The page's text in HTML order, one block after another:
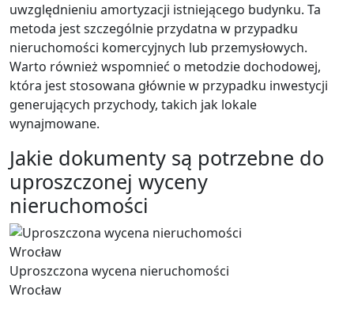
uwzględnieniu amortyzacji istniejącego budynku. Ta
metoda jest szczególnie przydatna w przypadku
nieruchomości komercyjnych lub przemysłowych.
Warto również wspomnieć o metodzie dochodowej,
która jest stosowana głównie w przypadku inwestycji
generujących przychody, takich jak lokale
wynajmowane.
Jakie dokumenty są potrzebne do
uproszczonej wyceny
nieruchomości
Uproszczona wycena nieruchomości
Wrocław